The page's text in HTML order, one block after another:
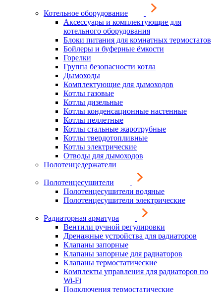
Котельное оборудование
Аксессуары и комплектующие для
котельного оборудования
Блоки питания для комнатных термостатов
Бойлеры и буферные ёмкости
Горелки
Группа безопасности котла
Дымоходы
Комплектующие для дымоходов
Котлы газовые
Котлы дизельные
Котлы конденсационные настенные
Котлы пеллетные
Котлы стальные жаротрубные
Котлы твердотопливные
Котлы электрические
Отводы для дымоходов
Полотенцедержатели
Полотенцесушители
Полотенцесушители водяные
Полотенцесушители электрические
Радиаторная арматура
Вентили ручной регулировки
Дренажные устройства для радиаторов
Клапаны запорные
Клапаны запорные для радиаторов
Клапаны термостатические
Комплекты управления для радиаторов по
Wi-Fi
Подключения термостатические